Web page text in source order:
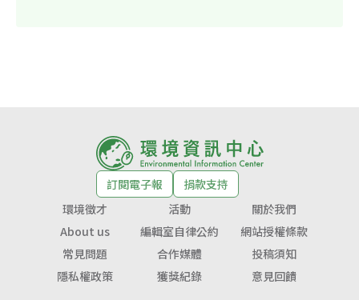
訂閱電子報
捐款支持
環境徵才
活動
關於我們
About us
編輯室自律公約
網站授權條款
常見問題
合作媒體
投稿須知
隱私權政策
獲獎紀錄 意見回饋